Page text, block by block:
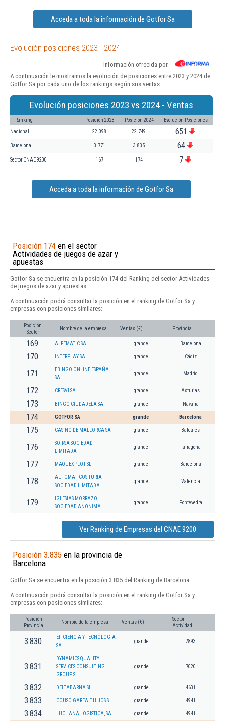
Acceda a toda la información de Gotfor Sa
Evolución posiciones 2023 - 2024
Información ofrecida por
A continuación le mostramos la evolución de posiciones entre 2023 y 2024 de
Gotfor Sa por cada uno de los rankings según sus ventas:
Evolución posiciones 2023 vs 2024 - Ventas
Ranking Posición 2023 Posición 2024 Evolución Posiciones
Nacional 22.098 22.749 651
Barcelona 3.771 3.835 64
Sector CNAE 9200 167 174 7
Acceda a toda la información de Gotfor Sa
Posición 174 en el sector
Actividades de juegos de azar y
apuestas
Gotfor Sa se encuentra en la posición 174 del Ranking del sector Actividades
de juegos de azar y apuestas.
A continuación podrá consultar la posición en el ranking de Gotfor Sa y
empresas con posiciones similares:
Posición
Sector
Nombre de la empresa Ventas (€) Provincia
169 ALFEMATIC SA grande Barcelona
170 INTERPLAY SA grande Cádiz
171
EBINGO ONLINE ESPAÑA
SA.
grande Madrid
172 CRESVI SA grande Asturias
173 BINGO CIUDADELA SA grande Navarra
174 GOTFOR SA grande Barcelona
175 CASINO DE MALLORCA SA grande Baleares
176
SOIRSA SOCIEDAD
LIMITADA
grande Tarragona
177 MAQUEXPLOT SL grande Barcelona
178
AUTOMATICOS TURIA
SOCIEDAD LIMITADA.
grande Valencia
179
IGLESIAS MORRAZO,
SOCIEDAD ANONIMA
grande Pontevedra
Ver Ranking de Empresas del CNAE 9200
Posición 3.835 en la provincia de
Barcelona
Gotfor Sa se encuentra en la posición 3.835 del Ranking de Barcelona.
A continuación podrá consultar la posición en el ranking de Gotfor Sa y
empresas con posiciones similares:
Posición
Provincia
Nombre de la empresa Ventas (€)
Sector
Actividad
3.830
EFICIENCIA Y TECNOLOGIA
SA
grande 2893
3.831
DYNAMICS QUALITY
SERVICES CONSULTING
GROUP SL.
grande 7020
3.832 DELTABARNA SL grande 4631
3.833 COUSO GAREA E HIJOS S.L. grande 4941
3.834 LUCHANA LOGISTICA, SA grande 4941